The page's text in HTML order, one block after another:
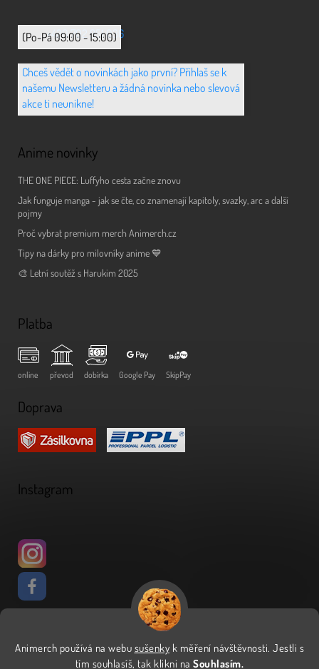
Animerch používá na webu sušenky k měření návštěvnosti. Jestli s
tím souhlasíš, tak klikni naSouhlasím.
+420 702 851 036
(Po-Pá 09:00 - 15:00)
Chceš vědět o novinkách jako první? Přihlaš se k
našemu Newsletteru a žádná novinka nebo slevová
akce ti neunikne!
Anime novinky
THE ONE PIECE: Luffyho cesta začne znovu
Jak funguje manga - jak se čte, co znamenají kapitoly, svazky, arc a další
pojmy
Proč vybrat premium merch Animerch.cz
Tipy na dárky pro milovníky anime 💙
🎨 Letní soutěž s Harukim 2025
Platba
online převod dobírka Google Pay SkipPay
Doprava
Instagram
Vytvořil Shoptet